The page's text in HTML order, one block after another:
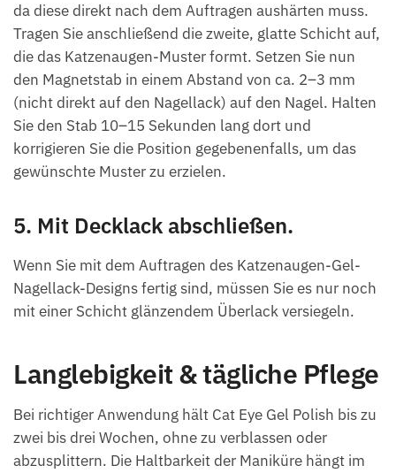
da diese direkt nach dem Auftragen aushärten muss.
Tragen Sie anschließend die zweite, glatte Schicht auf,
die das Katzenaugen-Muster formt. Setzen Sie nun
den Magnetstab in einem Abstand von ca. 2–3 mm
(nicht direkt auf den Nagellack) auf den Nagel. Halten
Sie den Stab 10–15 Sekunden lang dort und
korrigieren Sie die Position gegebenenfalls, um das
gewünschte Muster zu erzielen.
5. Mit Decklack abschließen.
Wenn Sie mit dem Auftragen des Katzenaugen-Gel-
Nagellack-Designs fertig sind, müssen Sie es nur noch
mit einer Schicht glänzendem Überlack versiegeln.
Langlebigkeit & tägliche Pflege
Bei richtiger Anwendung hält Cat Eye Gel Polish bis zu
zwei bis drei Wochen, ohne zu verblassen oder
abzusplittern. Die Haltbarkeit der Maniküre hängt im